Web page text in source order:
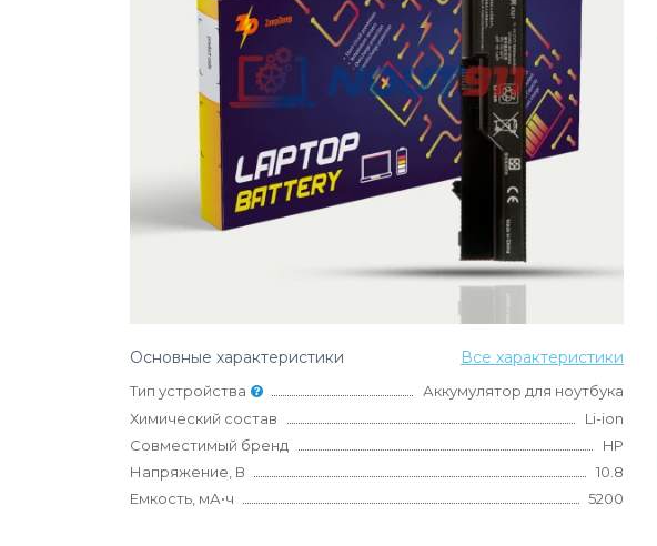
Основные характеристики Все характеристики
Тип устройства
Аккумулятор для ноутбука
Химический состав
Li-ion
Совместимый бренд
HP
Напряжение, В
10.8
Емкость, мА•ч
5200